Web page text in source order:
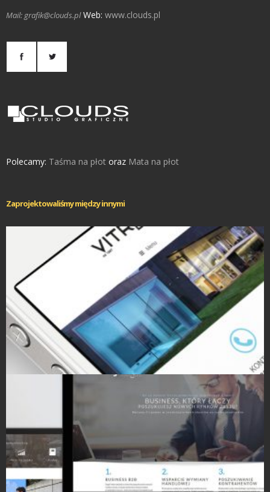
Mail: grafik@clouds.plWeb: www.clouds.pl
Polecamy: Taśma na płot oraz Mata na płot
Zaprojektowaliśmy między innymi